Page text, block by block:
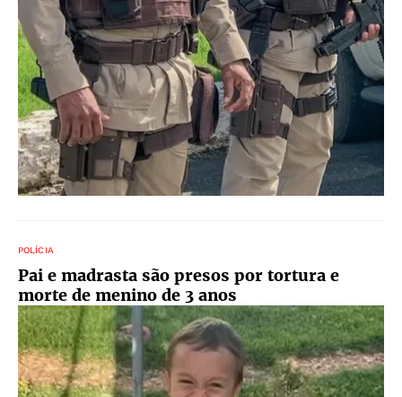
POLÍCIA
Pai e madrasta são presos por tortura e
morte de menino de 3 anos